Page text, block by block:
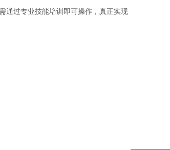
通过专业技能培训即可操作，真正实现